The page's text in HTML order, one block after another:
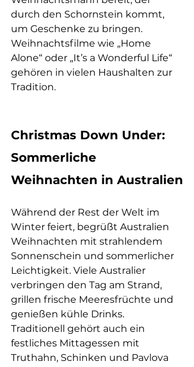
durch den Schornstein kommt,
um Geschenke zu bringen.
Weihnachtsfilme wie „Home
Alone“ oder „It’s a Wonderful Life“
gehören in vielen Haushalten zur
Tradition.
Christmas Down Under:
Sommerliche
Weihnachten in Australien
Während der Rest der Welt im
Winter feiert, begrüßt Australien
Weihnachten mit strahlendem
Sonnenschein und sommerlicher
Leichtigkeit. Viele Australier
verbringen den Tag am Strand,
grillen frische Meeresfrüchte und
genießen kühle Drinks.
Traditionell gehört auch ein
festliches Mittagessen mit
Truthahn, Schinken und Pavlova